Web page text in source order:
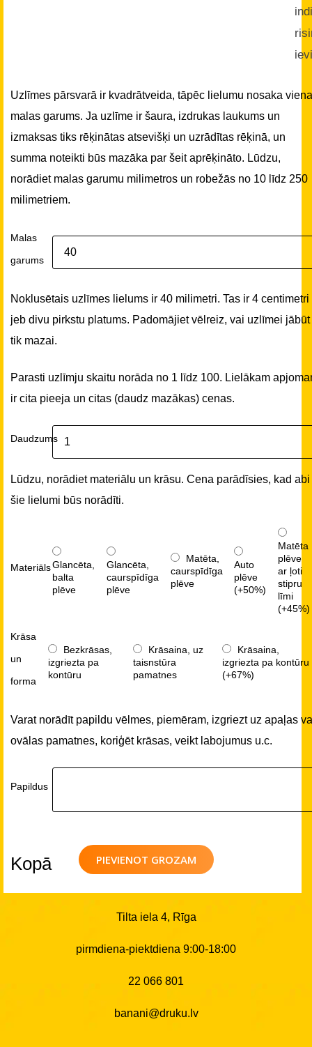
Uzlīmes pārsvarā ir kvadrātveida, tāpēc lielumu nosaka
malas garums. Ja uzlīme ir šaura, izdrukas laukums un
izmaksas tiks rēķinātas atsevišķi un uzrādītas rēķinā, un
summa noteikti būs mazāka par šeit aprēķināto. Lūdzu,
norādiet malas garumu milimetros un robežās no 10 līdz 250
milimetriem.
Malas
garums
Noklusētais uzlīmes lielums ir 40 milimetri. Tas ir 4 centimetri
jeb divu pirkstu platums. Padomājiet vēlreiz, vai uzlīmei jābūt
tik mazai.
Parasti uzlīmju skaitu norāda no 1 līdz 100. Lielākam
ir cita pieeja un citas (daudz mazākas) cenas.
Daudzums
Lūdzu, norādiet materiālu un krāsu. Cena parādīsies, kad abi
šie lielumi būs norādīti.
MateriālsGlancēta,
balta
plēve
Glancēta,
caurspīdīga
plēve
Matēta,
caurspīdīga
plēve
Auto
plēve
(+50%)
Matēta
plēve
ar ļoti
stipru
līmi
(+45%)
Krāsa
un
forma
Bezkrāsas,
izgriezta pa
kontūru
Krāsaina, uz
taisnstūra
pamatnes
Krāsaina,
izgriezta pa kontūru
(+67%)
Varat norādīt papildu vēlmes, piemēram, izgriezt uz apaļas
ovālas pamatnes, koriģēt krāsas, veikt labojumus u.c.
Papildus
PIEVIENOT GROZAM
Kopā
Tilta iela 4, Rīga
pirmdiena-piektdiena 9:00-18:00
22 066 801
banani@druku.lv